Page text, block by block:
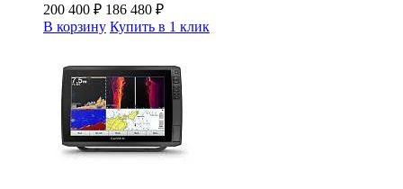
200 400 ₽ 186 480 ₽
В корзину Купить в 1 клик